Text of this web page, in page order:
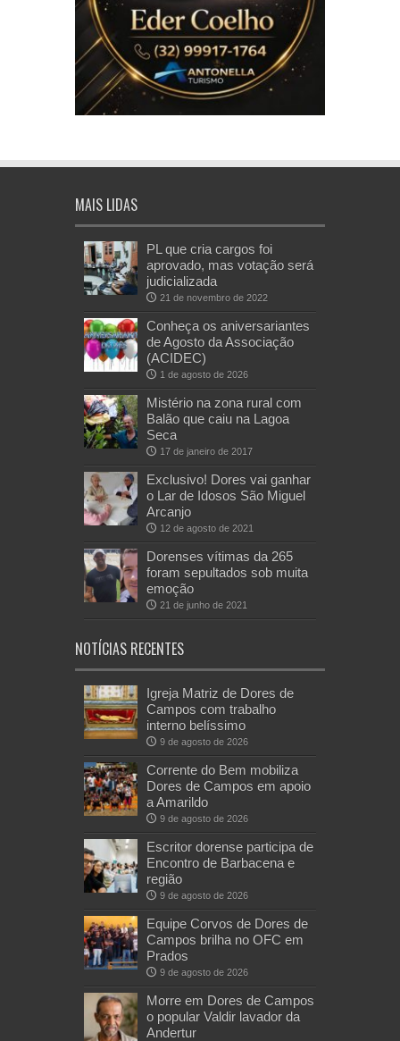
MAIS LIDAS
PL que cria cargos foi
aprovado, mas votação será
judicializada
21 de novembro de 2022
Conheça os aniversariantes
de Agosto da Associação
(ACIDEC)
1 de agosto de 2026
Mistério na zona rural com
Balão que caiu na Lagoa
Seca
17 de janeiro de 2017
Exclusivo! Dores vai ganhar
o Lar de Idosos São Miguel
Arcanjo
12 de agosto de 2021
Dorenses vítimas da 265
foram sepultados sob muita
emoção
21 de junho de 2021
NOTÍCIAS RECENTES
Igreja Matriz de Dores de
Campos com trabalho
interno belíssimo
9 de agosto de 2026
Corrente do Bem mobiliza
Dores de Campos em apoio
a Amarildo
9 de agosto de 2026
Escritor dorense participa de
Encontro de Barbacena e
região
9 de agosto de 2026
Equipe Corvos de Dores de
Campos brilha no OFC em
Prados
9 de agosto de 2026
Morre em Dores de Campos
o popular Valdir lavador da
Andertur